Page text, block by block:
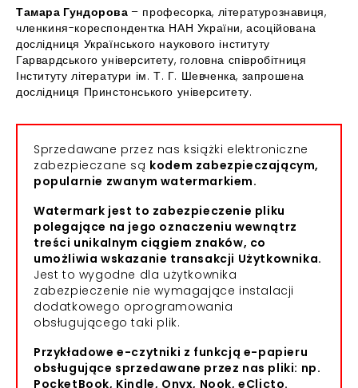
Тамара Гундорова – професорка, літературознавиця,
членкиня-кореспондентка НАН України, асоційована
дослідниця Українського наукового інституту
Гарвардського університету, головна співробітниця
Інституту літератури ім. Т. Г. Шевченка, запрошена
дослідниця Принстонського університету.
Sprzedawane przez nas książki elektroniczne
zabezpieczane są kodem zabezpieczającym,
popularnie zwanym watermarkiem.
Watermark jest to zabezpieczenie pliku
polegające na jego oznaczeniu wewnątrz
treści unikalnym ciągiem znaków, co
umożliwia wskazanie transakcji Użytkownika.
Jest to wygodne dla użytkownika
zabezpieczenie nie wymagające instalacji
dodatkowego oprogramowania
obsługującego taki plik.
Przykładowe e-czytniki z funkcją e-papieru
obsługujące sprzedawane przez nas pliki: np.
PocketBook, Kindle, Onyx, Nook, eClicto.